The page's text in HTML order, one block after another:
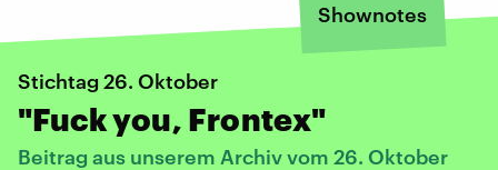
Shownotes
Stichtag 26. Oktober
"Fuck you, Frontex"
Beitrag aus unserem Archiv vom 26. Oktober